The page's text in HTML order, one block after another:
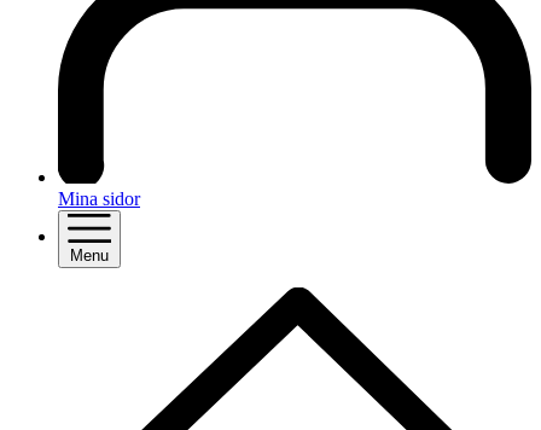
Mina sidor
Menu